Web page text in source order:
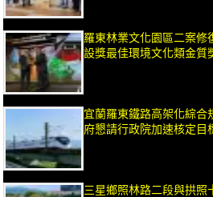
羅東林業文化園區二案
設獎最佳環境文化類金質
宜蘭羅東鐵路高架化綜合
府懇請行政院加速核定目
三星鄉照林路二段與拱照